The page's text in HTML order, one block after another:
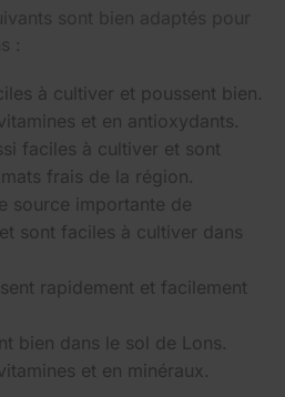
sont bien adaptés pour
:
à cultiver et poussent bien.
et en antioxydants.
faciles à cultiver et sont
frais de la région.
source importante de
sont faciles à cultiver dans
rapidement et facilement
bien dans le sol de Lons.
et en minéraux.